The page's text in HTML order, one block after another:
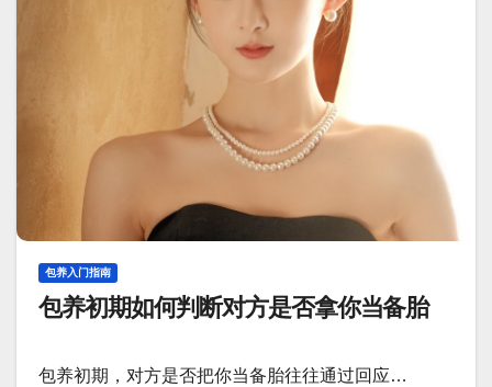
包养入门指南
包养初期如何判断对方是否拿你当备胎
包养初期，对方是否把你当备胎往往通过回应…